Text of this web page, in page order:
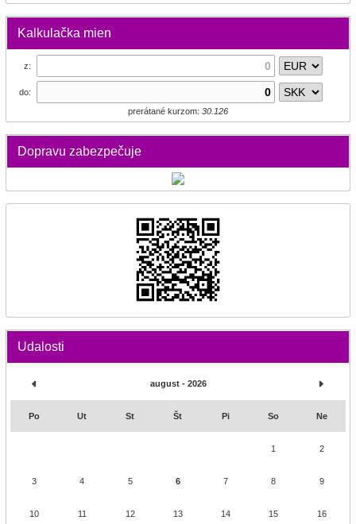
Kalkulačka mien
z:
do:
prerátané kurzom: 30.126
Dopravu zabezpečuje
Udalosti
august - 2026
Po Ut St Št Pi So Ne
1 2
3 4 5 6 7 8 9
10 11 12 13 14 15 16